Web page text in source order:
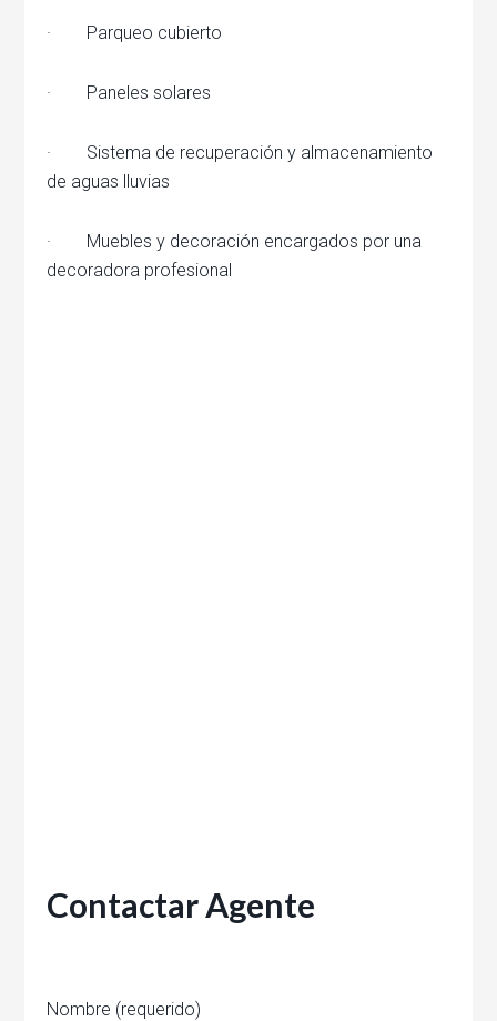
· Parqueo cubierto
· Paneles solares
· Sistema de recuperación y almacenamiento
de aguas lluvias
· Muebles y decoración encargados por una
decoradora profesional
Contactar Agente
Nombre (requerido)